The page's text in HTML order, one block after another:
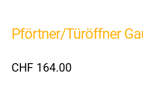
Pförtner/Türöffner
CHF 164.00